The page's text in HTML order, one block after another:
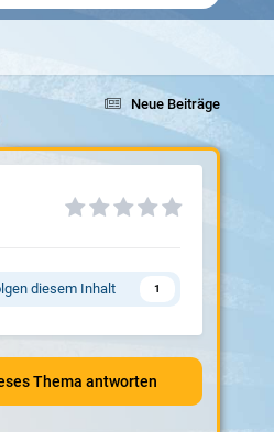
Neue Beiträge
diesem Inhalt 1
Thema antworten